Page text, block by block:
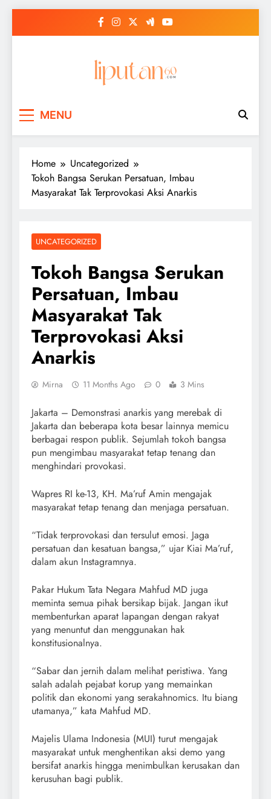
MENU
Home
Uncategorized
Tokoh Bangsa Serukan Persatuan, Imbau
Masyarakat Tak Terprovokasi Aksi Anarkis
UNCATEGORIZED
Tokoh Bangsa Serukan
Persatuan, Imbau
Masyarakat Tak
Terprovokasi Aksi
Anarkis
Mirna 11 Months Ago 0 3 Mins
Jakarta – Demonstrasi anarkis yang merebak di
Jakarta dan beberapa kota besar lainnya memicu
berbagai respon publik. Sejumlah tokoh bangsa
pun mengimbau masyarakat tetap tenang dan
menghindari provokasi.
Wapres RI ke-13, KH. Ma’ruf Amin mengajak
masyarakat tetap tenang dan menjaga persatuan.
“Tidak terprovokasi dan tersulut emosi. Jaga
persatuan dan kesatuan bangsa,” ujar Kiai Ma’ruf,
dalam akun Instagramnya.
Pakar Hukum Tata Negara Mahfud MD juga
meminta semua pihak bersikap bijak. Jangan ikut
membenturkan aparat lapangan dengan rakyat
yang menuntut dan menggunakan hak
konstitusionalnya.
“Sabar dan jernih dalam melihat peristiwa. Yang
salah adalah pejabat korup yang memainkan
politik dan ekonomi yang serakahnomics. Itu biang
utamanya,” kata Mahfud MD.
Majelis Ulama Indonesia (MUI) turut mengajak
masyarakat untuk menghentikan aksi demo yang
bersifat anarkis hingga menimbulkan kerusakan dan
kerusuhan bagi publik.